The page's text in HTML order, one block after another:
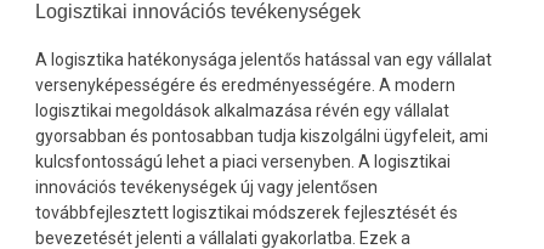
Logisztikai innovációs tevékenységek
A logisztika hatékonysága jelentős hatással van egy vállalat
versenyképességére és eredményességére. A modern
logisztikai megoldások alkalmazása révén egy vállalat
gyorsabban és pontosabban tudja kiszolgálni ügyfeleit, ami
kulcsfontosságú lehet a piaci versenyben. A logisztikai
innovációs tevékenységek új vagy jelentősen
továbbfejlesztett logisztikai módszerek fejlesztését és
bevezetését jelenti a vállalati gyakorlatba. Ezek a